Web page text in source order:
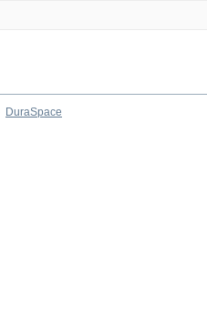
DuraSpace